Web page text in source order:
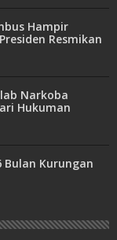
Hampir
Resmikan
Narkoba
Hukuman
Bulan Kurungan